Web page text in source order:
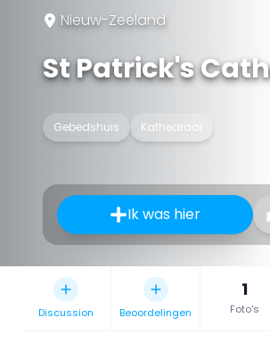
Nieuw-Zeeland
St Patrick's
Gebedshuis Kathedraal
Ik was hier
Discussion Beoordelingen
1
Foto's